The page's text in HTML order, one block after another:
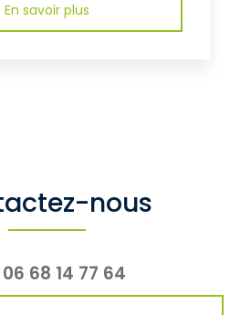
En savoir plus
nous
06 68 14 77 64